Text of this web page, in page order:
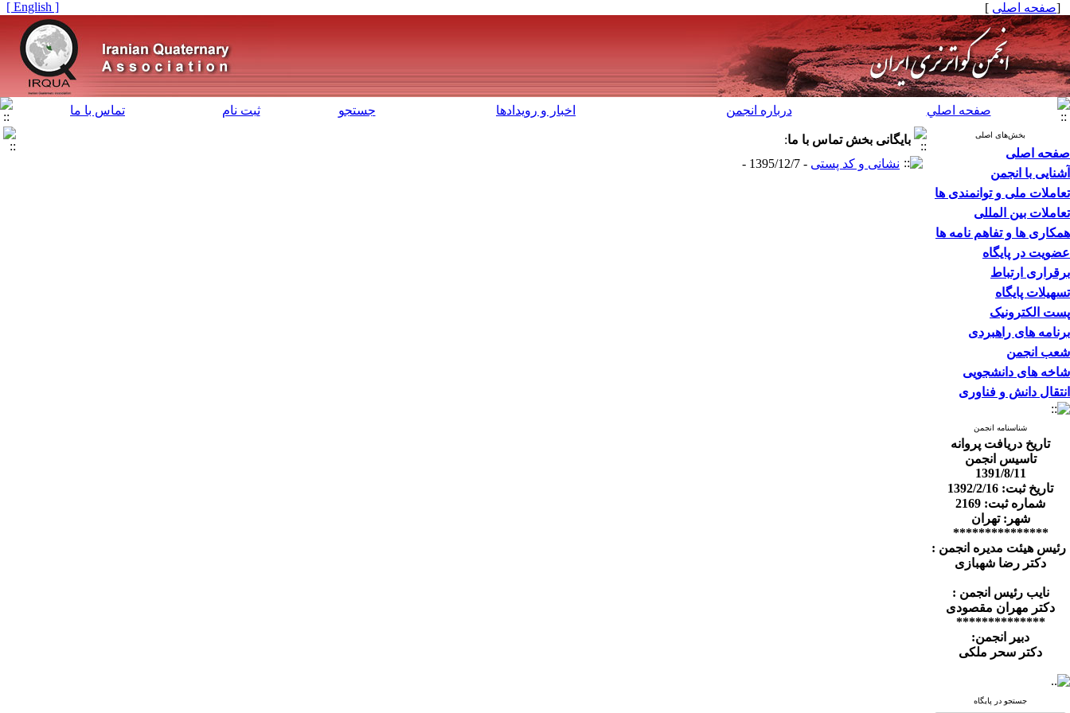
[صفحه اصلی ]
[ English ]
صفحه اصلي درباره انجمن اخبار و رویدادها جستجو ثبت نام تماس با ما
بخش‌های اصلی
صفحه اصلی
آشنایی با انجمن
تعاملات ملی و توانمندی ها
تعاملات بین المللی
همکاری ها و تفاهم نامه ها
عضویت در پایگاه
برقراری ارتباط
تسهیلات پایگاه
پست الکترونیک
برنامه های راهبردی
شعب انجمن
شاخه های دانشجویی
انتقال دانش و فناوری
شناسنامه انجمن
تاریخ دریافت پروانه
تاسیس انجمن
1391/8/11
تاریخ ثبت: 1392/2/16
شماره ثبت: 2169
شهر: تهران
***************
رئیس هیئت مدیره انجمن :
دکتر رضا شهبازی
نایب رئیس انجمن :
دکتر مهران مقصودی
**************
دبیر انجمن:
دکتر سحر ملکی
جستجو در پایگاه
بایگانی بخشتماس با ما:
نشانی و کد پستی - 1395/12/7 -